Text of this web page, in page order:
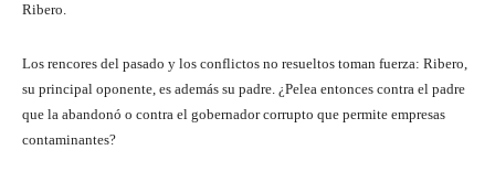
Ribero.
Los rencores del pasado y los conflictos no resueltos toman fuerza: Ribero,
su principal oponente, es además su padre. ¿Pelea entonces contra el padre
que la abandonó o contra el gobernador corrupto que permite empresas
contaminantes?